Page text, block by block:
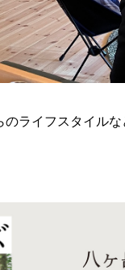
ライフスタイル